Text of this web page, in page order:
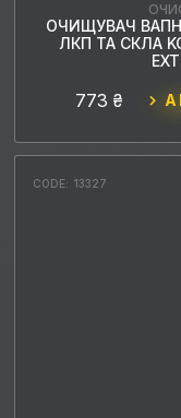
ОЧИЩУВАЧ
ЛКП ТА СКЛА
773 ₴
CODE: 13327